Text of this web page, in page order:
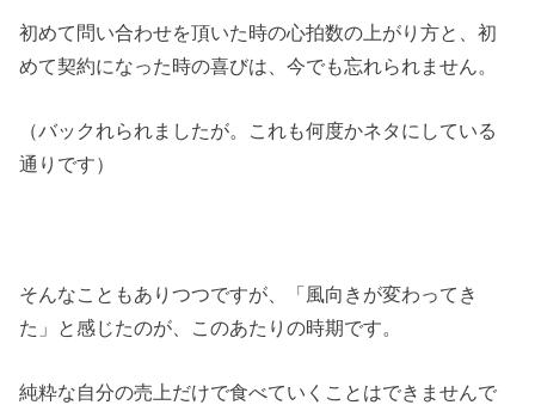
初めて問い合わせを頂いた時の心拍数の上がり方と、初
めて契約になった時の喜びは、今でも忘れられません。
（バックれられましたが。これも何度かネタにしている
通りです）
そんなこともありつつですが、「風向きが変わってき
た」と感じたのが、このあたりの時期です。
純粋な自分の売上だけで食べていくことはできませんで